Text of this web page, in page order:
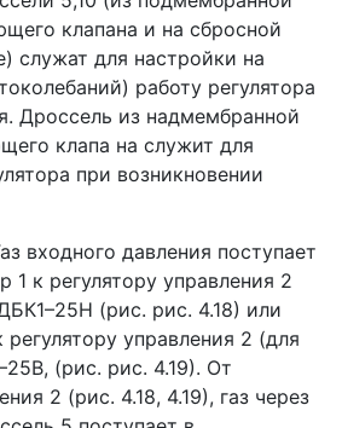
клапана и на сбросной
служат для настройки на
работу регулятора
Дроссель из надмембранной
клапа на служит для
при возникновении
входного давления поступает
1 к регулятору управления 2
(рис. рис. 4.18) или
регулятору управления 2 (для
(рис. рис. 4.19). От
2 (рис. 4.18, 4.19), газ через